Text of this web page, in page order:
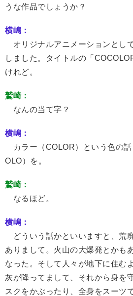
うな作品でしょうか？
横嶋：
オリジナルアニメーションとし
しました。タイトルの「
けれど。
鷲崎：
なんの当て字？
横嶋：
カラー（COLOR）という色の
OLO）を。
鷲崎：
なるほど。
横嶋：
どういう話かといいますと、荒
ありまして。火山の大爆発とかも
なった。そして人々が地下に住む
灰が降ってまして、それから身を
スクをかぶったり、全身をスーツ